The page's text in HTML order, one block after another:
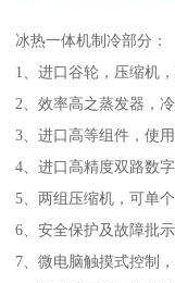
冰热一体机制冷部分：
1、进口谷轮，压缩机
2、效率高之蒸发器，
3、进口高等组件，使用
4、进口高精度双路数
5、两组压缩机，可单
6、安全保护及故障批示
7、微电脑触摸式控制